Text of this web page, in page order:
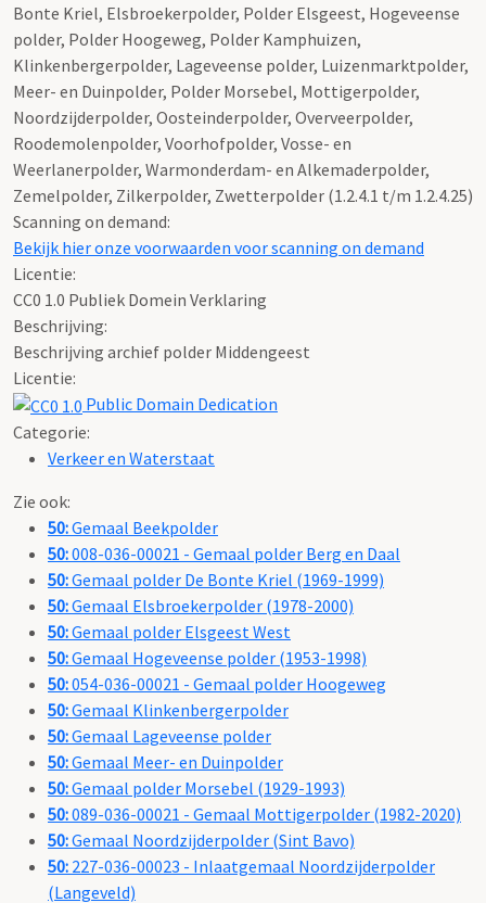
Bonte Kriel, Elsbroekerpolder, Polder Elsgeest, Hogeveense
polder, Polder Hoogeweg, Polder Kamphuizen,
Klinkenbergerpolder, Lageveense polder, Luizenmarktpolder,
Meer- en Duinpolder, Polder Morsebel, Mottigerpolder,
Noordzijderpolder, Oosteinderpolder, Overveerpolder,
Roodemolenpolder, Voorhofpolder, Vosse- en
Weerlanerpolder, Warmonderdam- en Alkemaderpolder,
Zemelpolder, Zilkerpolder, Zwetterpolder (1.2.4.1 t/m 1.2.4.25)
Scanning on demand:
Bekijk hier onze voorwaarden voor scanning on demand
Licentie:
CC0 1.0 Publiek Domein Verklaring
Beschrijving:
Beschrijving archief polder Middengeest
Licentie:
Public Domain Dedication
Categorie:
Verkeer en Waterstaat
Zie ook:
50:Gemaal Beekpolder
50:008-036-00021 - Gemaal polder Berg en Daal
50:Gemaal polder De Bonte Kriel (1969-1999)
50:Gemaal Elsbroekerpolder (1978-2000)
50:Gemaal polder Elsgeest West
50:Gemaal Hogeveense polder (1953-1998)
50:054-036-00021 - Gemaal polder Hoogeweg
50:Gemaal Klinkenbergerpolder
50:Gemaal Lageveense polder
50:Gemaal Meer- en Duinpolder
50:Gemaal polder Morsebel (1929-1993)
50:089-036-00021 - Gemaal Mottigerpolder (1982-2020)
50:Gemaal Noordzijderpolder (Sint Bavo)
50: 227-036-00023 - Inlaatgemaal Noordzijderpolder
(Langeveld)